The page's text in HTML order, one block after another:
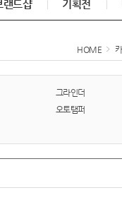
랜드샵 기획전
HOME
그라인더
오토탬퍼